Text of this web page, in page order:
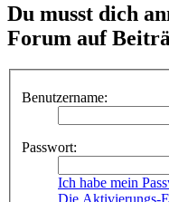
Du musst dich
Forum auf
Benutzername:
Passwort:
Ich habe mein